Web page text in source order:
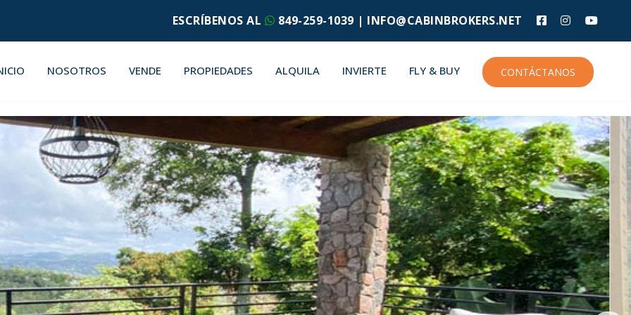
ESCRÍBENOS AL 849-259-1039 | INFO@CABINBROKERS.NET
NOSOTROS VENDE PROPIEDADES ALQUILA INVIERTE FLY & BUY CONTÁCTANOS